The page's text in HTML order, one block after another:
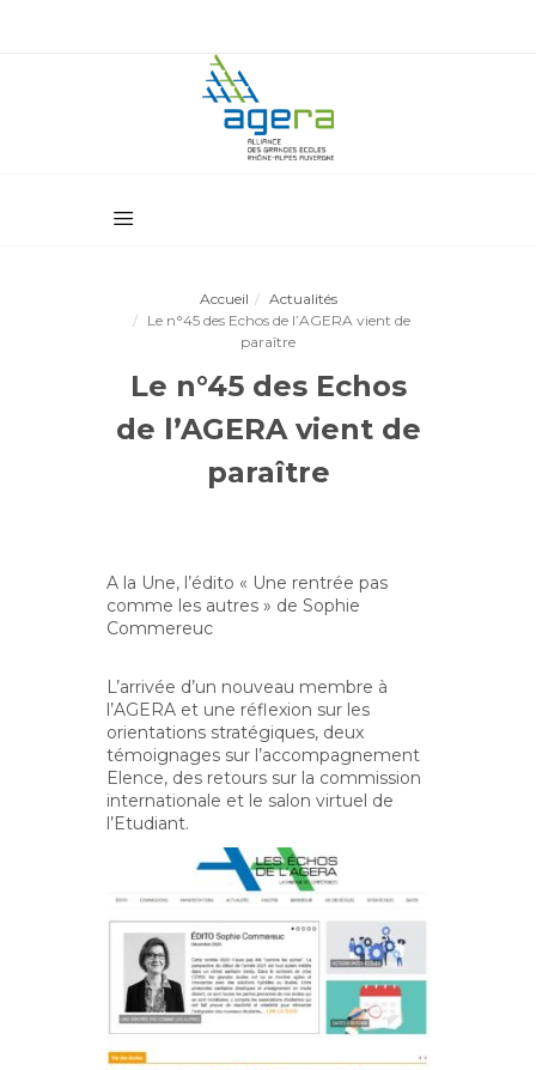
Accueil
Actualités
Le n°45 des Echos de l’AGERA vient de
paraître
Le n°45 des Echos
de l’AGERA vient de
paraître
A la Une, l’édito « Une rentrée pas
comme les autres » de Sophie
Commereuc
L’arrivée d’un nouveau membre à
l’AGERA et une réflexion sur les
orientations stratégiques, deux
témoignages sur l’accompagnement
Elence, des retours sur la commission
internationale et le salon virtuel de
l’Etudiant.